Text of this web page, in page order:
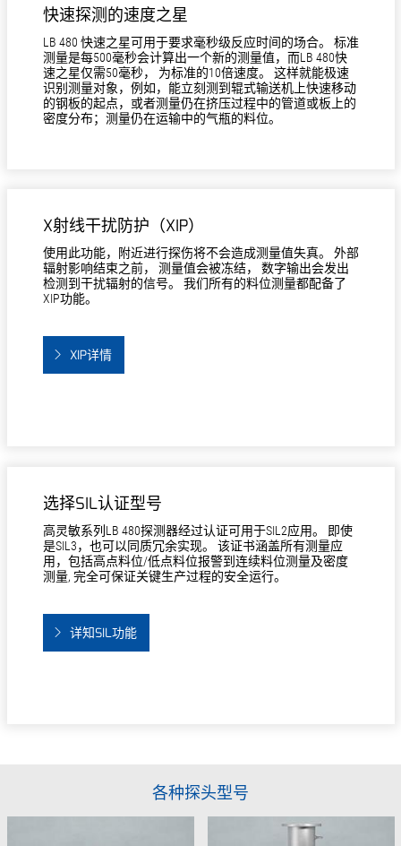
快速探测的速度之星
LB 480 快速之星可用于要求毫秒级反应时间的场合。 标准
测量是每500毫秒会计算出一个新的测量值，而LB 480快
速之星仅需50毫秒， 为标准的10倍速度。 这样就能极速
识别测量对象，例如，能立刻测到辊式输送机上快速移动
的钢板的起点，或者测量仍在挤压过程中的管道或板上的
密度分布；测量仍在运输中的气瓶的料位。
X射线干扰防护（XIP）
使用此功能，附近进行探伤将不会造成测量值失真。 外部
辐射影响结束之前， 测量值会被冻结， 数字输出会发出
检测到干扰辐射的信号。 我们所有的料位测量都配备了
XIP功能。
XIP详情
选择SIL认证型号
高灵敏系列LB 480探测器经过认证可用于SIL2应用。 即使
是SIL3，也可以同质冗余实现。 该证书涵盖所有测量应
用，包括高点料位/低点料位报警到连续料位测量及密度
测量, 完全可保证关键生产过程的安全运行。
详知SIL功能
各种探头型号